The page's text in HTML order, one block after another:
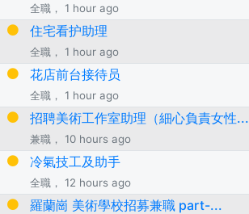
全職， 1 hour ago
住宅看护助理
全職， 1 hour ago
花店前台接待员
全職， 1 hour ago
招聘美術工作室助理（細心負責女性...
兼職， 10 hours ago
冷氣技工及助手
全職， 12 hours ago
羅蘭崗 美術學校招募兼職 part-...